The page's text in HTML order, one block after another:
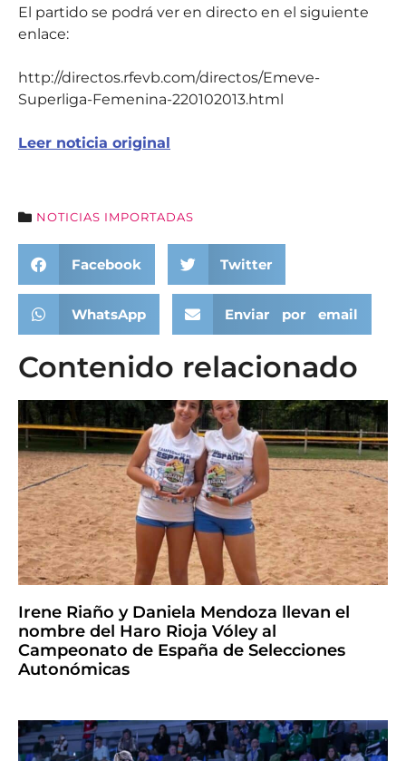
El partido se podrá ver en directo en el siguiente
enlace:
http://directos.rfevb.com/directos/Emeve-
Superliga-Femenina-220102013.html
Leer noticia original
NOTICIAS IMPORTADAS
Facebook Twitter
WhatsApp Enviar por email
Contenido relacionado
Irene Riaño y Daniela Mendoza llevan el
nombre del Haro Rioja Vóley al
Campeonato de España de Selecciones
Autonómicas